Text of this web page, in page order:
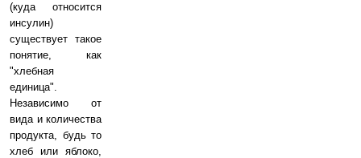
(куда относится
инсулин)
существует такое
понятие, как
"хлебная
единица".
Независимо от
вида и количества
продукта, будь то
хлеб или яблоко,